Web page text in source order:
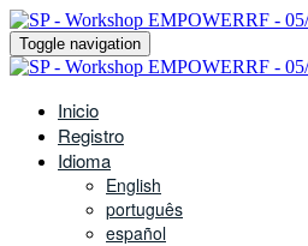
Toggle navigation
Inicio
Registro
Idioma
English
português
español